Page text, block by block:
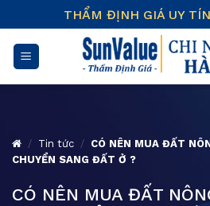
to
content
THẨM ĐỊNH GIÁ UY
/ Tin tức /
CÓ NÊN MUA ĐẤT
CHUYỂN SANG ĐẤT Ở ?
CÓ NÊN MUA ĐẤT